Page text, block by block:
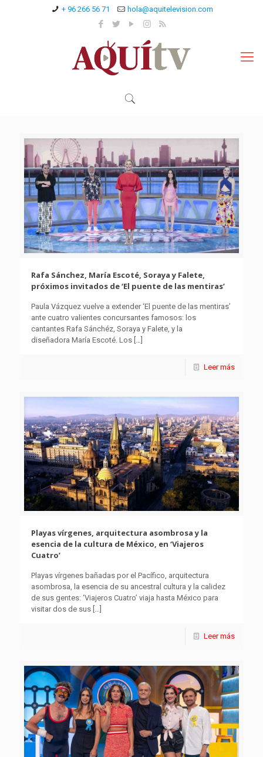
+ 96 266 56 71 hola@aquitelevision.com
Rafa Sánchez, María Escoté, Soraya y Falete,
próximos invitados de ‘El puente de las mentiras’
Paula Vázquez vuelve a extender ‘El puente de las mentiras’
ante cuatro valientes concursantes famosos: los
cantantes Rafa Sánchéz, Soraya y Falete, y la
diseñadora María Escoté. Los […]
Leer más
Playas vírgenes, arquitectura asombrosa y la
esencia de la cultura de México, en ‘Viajeros
Cuatro’
Playas vírgenes bañadas por el Pacífico, arquitectura
asombrosa, la esencia de su ancestral cultura y la calidez
de sus gentes: ‘Viajeros Cuatro’ viaja hasta México para
visitar dos de sus […]
Leer más